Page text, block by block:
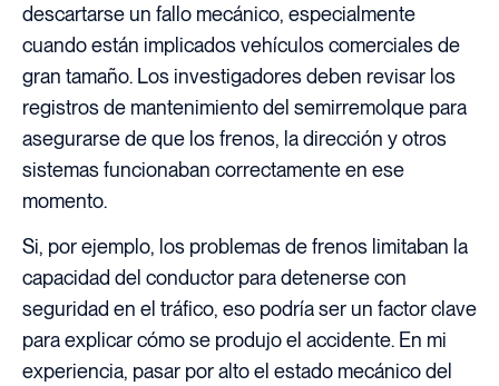
descartarse un fallo mecánico, especialmente
cuando están implicados vehículos comerciales de
gran tamaño. Los investigadores deben revisar los
registros de mantenimiento del semirremolque para
asegurarse de que los frenos, la dirección y otros
sistemas funcionaban correctamente en ese
momento.
Si, por ejemplo, los problemas de frenos limitaban la
capacidad del conductor para detenerse con
seguridad en el tráfico, eso podría ser un factor clave
para explicar cómo se produjo el accidente. En mi
experiencia, pasar por alto el estado mecánico del